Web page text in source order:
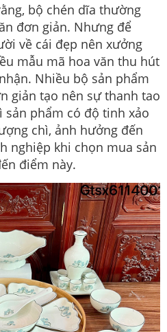
bộ chén dĩa thường
đơn giản. Nhưng để
về cái đẹp nên xưởng
mẫu mã hoa văn thu hút
Nhiều bộ sản phẩm
giản tạo nên sự thanh tao
phẩm có độ tinh xảo
chì, ảnh hưởng đến
nghiệp khi chọn mua sản
điểm này.